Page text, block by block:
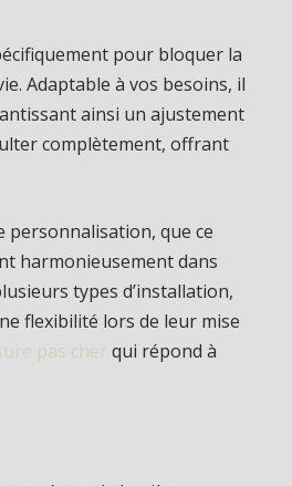
pour bloquer la
Adaptable à vos besoins, il
ainsi un ajustement
complètement, offrant
personnalisation, que ce
harmonieusement dans
types d’installation,
flexibilité lors de leur mise
pas cher qui répond à